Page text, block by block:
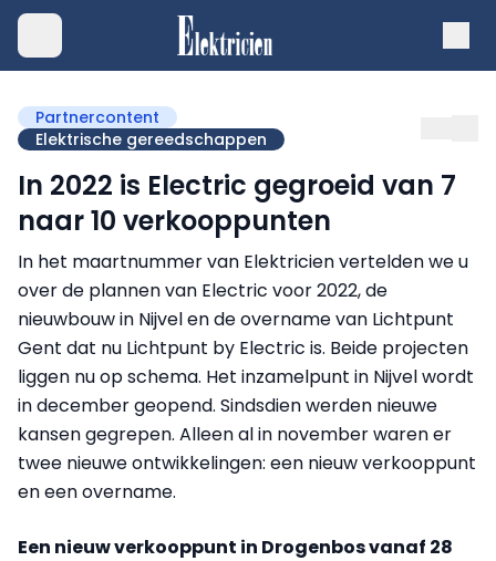
Partnercontent
Elektrische gereedschappen
In 2022 is Electric gegroeid van 7
naar 10 verkooppunten
In het maartnummer van Elektricien vertelden we u
over de plannen van Electric voor 2022, de
nieuwbouw in Nijvel en de overname van Lichtpunt
Gent dat nu Lichtpunt by Electric is. Beide projecten
liggen nu op schema. Het inzamelpunt in Nijvel wordt
in december geopend. Sindsdien werden nieuwe
kansen gegrepen. Alleen al in november waren er
twee nieuwe ontwikkelingen: een nieuw verkooppunt
en een overname.
Een nieuw verkooppunt in Drogenbos vanaf 28